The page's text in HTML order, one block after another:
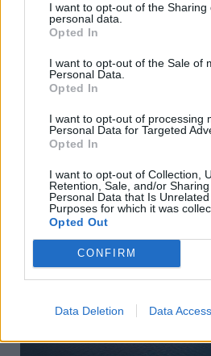
I want to opt-out of the Sharing
personal data.
Opted In
I want to opt-out of the Sale of
Personal Data.
Opted In
I want to opt-out of processing
Personal Data for Targeted
Opted In
I want to opt-out of Collection,
Retention, Sale, and/or
Personal Data that Is
Purposes for which it was
Opted Out
CONFIRM
Data Deletion Data Access
των World Travel Awards,
τη σημαντική συμβολή του
Sani Festival έχει
κάποιους από τους
διεθνούς σκηνής.